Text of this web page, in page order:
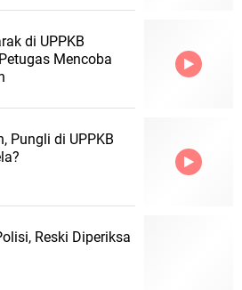
di UPPKB
Mencoba
Pungli di UPPKB
Reski Diperiksa